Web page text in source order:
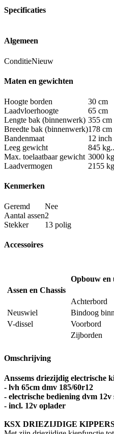
Specificaties
Algemeen
ConditieNieuw
Maten en gewichten
Hoogte borden
30 cm
Laadvloerhoogte
65 cm
Lengte bak (binnenwerk) 355 cm
Breedte bak (binnenwerk)178 cm
Bandenmaat
12 inch
Leeg gewicht
845 kg..
Max. toelaatbaar gewicht 3000 kg
Laadvermogen
2155 kg
Kenmerken
Geremd
Nee
Aantal assen2
Stekker
13 polig
Accessoires
Assen en Chassis
Neuswiel
V-dissel
Opbouw en
Achterbord
Bindoog
Voorbord
Zijborden
Omschrijving
Anssems driezijdig electrische
- lvh 65cm dmv 185/60r12
- electrische bediening dvm 12v
- incl. 12v oplader
KSX DRIEZIJDIGE